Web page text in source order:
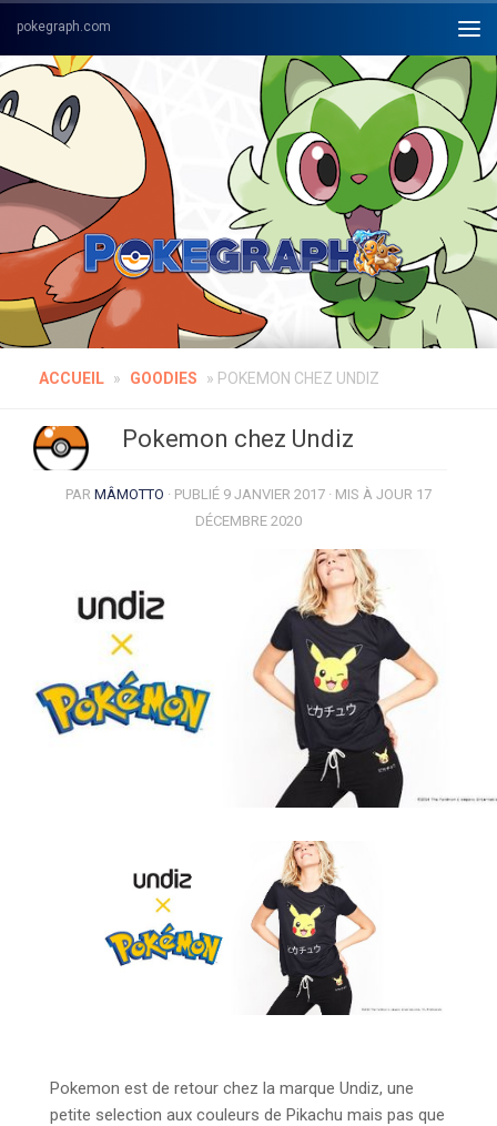
Skip to content
ACCUEIL » GOODIES » POKEMON CHEZ UNDIZ
Pokemon chez Undiz
PAR MÂMOTTO · PUBLIÉ 9 JANVIER 2017 · MIS À JOUR 17
DÉCEMBRE 2020
Pokemon est de retour chez la marque Undiz, une
petite selection aux couleurs de Pikachu mais pas que